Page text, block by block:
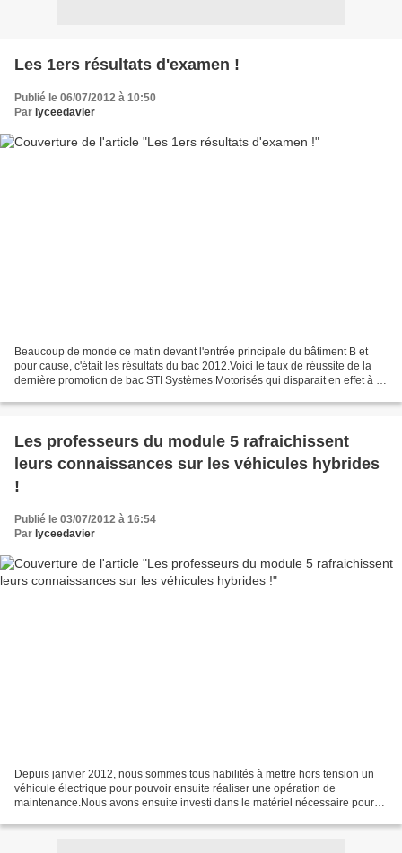
Les 1ers résultats d'examen !
Publié le 06/07/2012 à 10:50
Par lyceedavier
Beaucoup de monde ce matin devant l'entrée principale du bâtiment B et
pour cause, c'était les résultats du bac 2012.Voici le taux de réussite de la
dernière promotion de bac STI Systèmes Motorisés qui disparait en effet à la
Les professeurs du module 5 rafraichissent
leurs connaissances sur les véhicules hybrides
!
Publié le 03/07/2012 à 16:54
Par lyceedavier
Depuis janvier 2012, nous sommes tous habilités à mettre hors tension un
véhicule électrique pour pouvoir ensuite réaliser une opération de
maintenance.Nous avons ensuite investi dans le matériel nécessaire pour